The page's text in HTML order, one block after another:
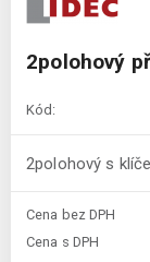
2polohový
Kód:
2polohový s
Cena bez DPH
Cena s DPH